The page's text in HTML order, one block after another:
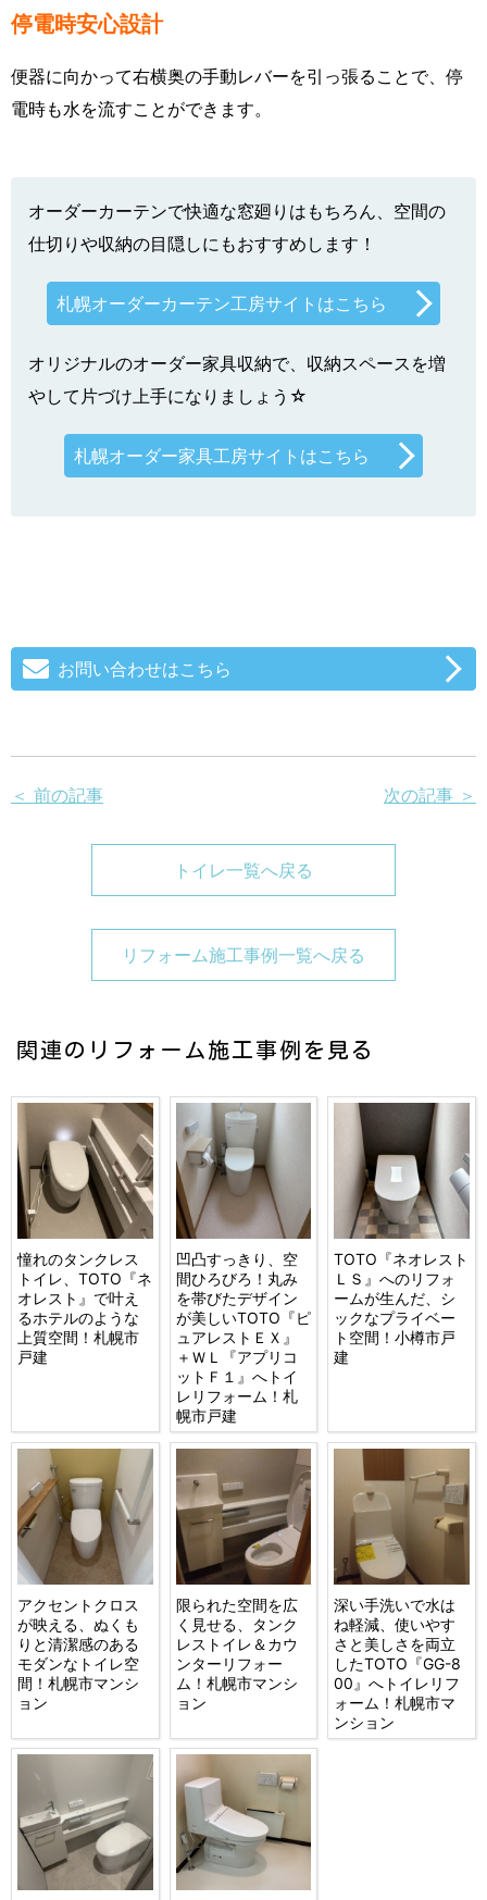
停電時安心設計
便器に向かって右横奥の手動レバーを引っ張ることで、停
電時も水を流すことができます。
オーダーカーテンで快適な窓廻りはもちろん、空間の
仕切りや収納の目隠しにもおすすめします！
札幌オーダーカーテン工房サイトはこちら
オリジナルのオーダー家具収納で、収納スペースを増
やして片づけ上手になりましょう☆
札幌オーダー家具工房サイトはこちら
お問い合わせはこちら
＜ 前の記事 次の記事 ＞
トイレ一覧へ戻る
リフォーム施工事例一覧へ戻る
関連のリフォーム施工事例を見る
憧れのタンクレス
トイレ、TOTO『ネ
オレスト』で叶え
るホテルのような
上質空間！札幌市
戸建
凹凸すっきり、空
間ひろびろ！丸み
を帯びたデザイン
が美しいTOTO『ピ
ュアレストＥＸ』
＋ＷＬ『アプリコ
ットＦ１』へトイ
レリフォーム！札
幌市戸建
TOTO『ネオレスト
ＬＳ』へのリフォ
ームが生んだ、シ
ックなプライベー
ト空間！小樽市戸
建
アクセントクロス
が映える、ぬくも
りと清潔感のある
モダンなトイレ空
間！札幌市マンシ
ョン
限られた空間を広
く見せる、タンク
レストイレ＆カウ
ンターリフォー
ム！札幌市マンシ
ョン
深い手洗いで水は
ね軽減、使いやす
さと美しさを両立
したTOTO『GG-8
00』へトイレリフ
ォーム！札幌市マ
ンション